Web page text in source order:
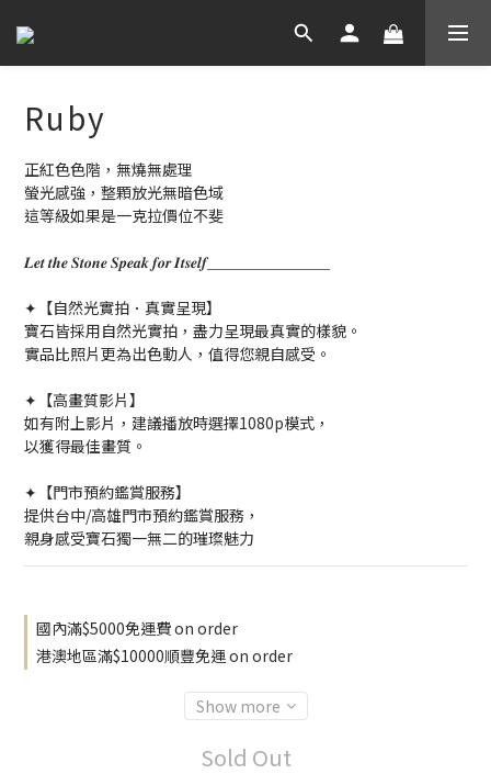
Ruby
正紅色色階，無燒無處理
螢光感強，整顆放光無暗色域
這等級如果是一克拉價位不斐
𝑳𝒆𝒕 𝒕𝒉𝒆 𝑺𝒕𝒐𝒏𝒆 𝑺𝒑𝒆𝒂𝒌 𝒇𝒐𝒓 𝑰𝒕𝒔𝒆𝒍𝒇＿＿＿＿＿＿＿＿
✦【自然光實拍．真實呈現】
寶石皆採用自然光實拍，盡力呈現最真實的樣貌。
實品比照片更為出色動人，值得您親自感受。
✦【高畫質影片】
如有附上影片，建議播放時選擇1080p模式，
以獲得最佳畫質。
✦【門市預約鑑賞服務】
提供台中/高雄門市預約鑑賞服務，
親身感受寶石獨一無二的璀璨魅力
國內滿$5000免運費 on order
港澳地區滿$10000順豐免運 on order
Show more
Sold Out